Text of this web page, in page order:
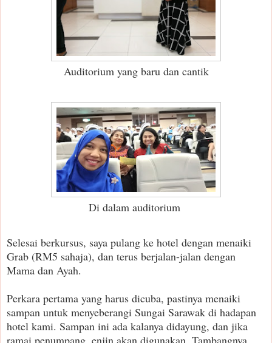
Auditorium yang baru dan cantik
Di dalam auditorium
Selesai berkursus, saya pulang ke hotel dengan menaiki
Grab (RM5 sahaja), dan terus berjalan-jalan dengan
Mama dan Ayah.
Perkara pertama yang harus dicuba, pastinya menaiki
sampan untuk menyeberangi Sungai Sarawak di hadapan
hotel kami. Sampan ini ada kalanya didayung, dan jika
ramai penumpang, enjin akan digunakan. Tambangnya